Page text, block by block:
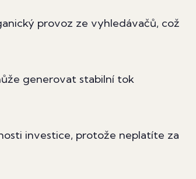
provoz ze vyhledávačů, což
generovat stabilní tok
investice, protože neplatíte za